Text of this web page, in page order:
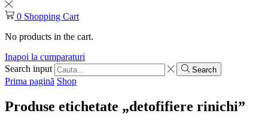
0 Shopping Cart
No products in the cart.
Inapoi la cumparaturi
Search input
Search
Prima pagină Shop
Produse etichetate „detofifiere rinichi”